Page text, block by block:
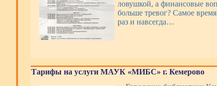
ловушкой, а финансовые
больше тревог? Самое
раз и навсегда…
Тарифы на услуги МАУК «МИБС» г. Кемерово